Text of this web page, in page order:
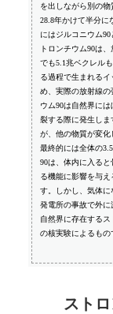
を出しながら別の
28.8年かけて半分に
にはジルコニウム
トロンチウム90は
でも5.1兆ベクレル
る過程で生まれる
め、実際の放射線
ウム90は自然界に
裂する際に発生し
が、他の物質が変化
最終的には全体の
90は、体内に入る
る機能に影響を与
す。しかし、気体
発電所の事故で外に
自然界に存在する
の核実験によるもの
スト